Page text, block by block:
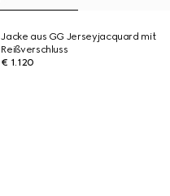
Jacke aus GG Jerseyjacquard mit
Reißverschluss
€ 1.120